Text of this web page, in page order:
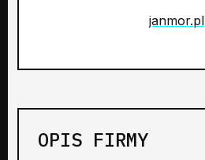
janmor.pl
OPIS FIRMY